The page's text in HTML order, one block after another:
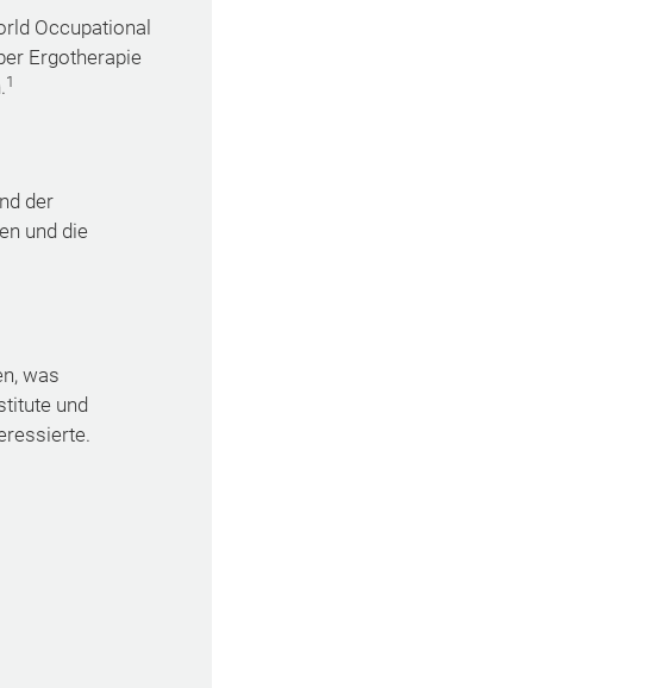
Occupational
Ergotherapie
1
der
und die
was
und